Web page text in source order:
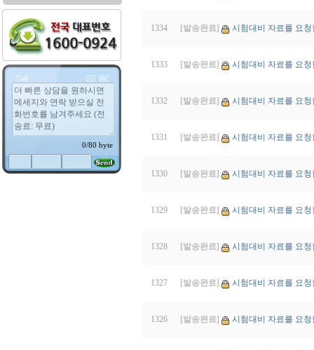
1334 [발송완료] 시험대비 자료를 요
1333 [발송완료] 시험대비 자료를 요
1332 [발송완료] 시험대비 자료를 요
1331 [발송완료] 시험대비 자료를 요
1330 [발송완료] 시험대비 자료를 요
1329 [발송완료] 시험대비 자료를 요
1328 [발송완료] 시험대비 자료를 요
1327 [발송완료] 시험대비 자료를 요
1326 [발송완료] 시험대비 자료를 요